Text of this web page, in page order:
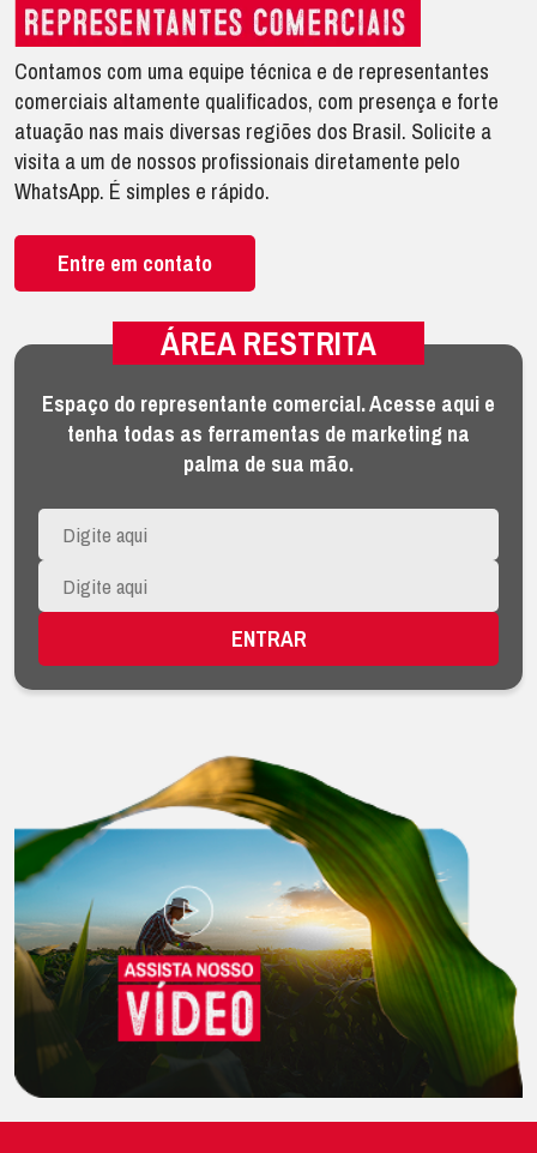
Contamos com uma equipe técnica e de representantes
comerciais altamente qualificados, com presença e forte
atuação nas mais diversas regiões dos Brasil. Solicite a
visita a um de nossos profissionais diretamente pelo
WhatsApp. É simples e rápido.
Entre em contato
ÁREA RESTRITA
Espaço do representante comercial. Acesse aqui e
tenha todas as ferramentas de marketing na
palma de sua mão.
ENTRAR